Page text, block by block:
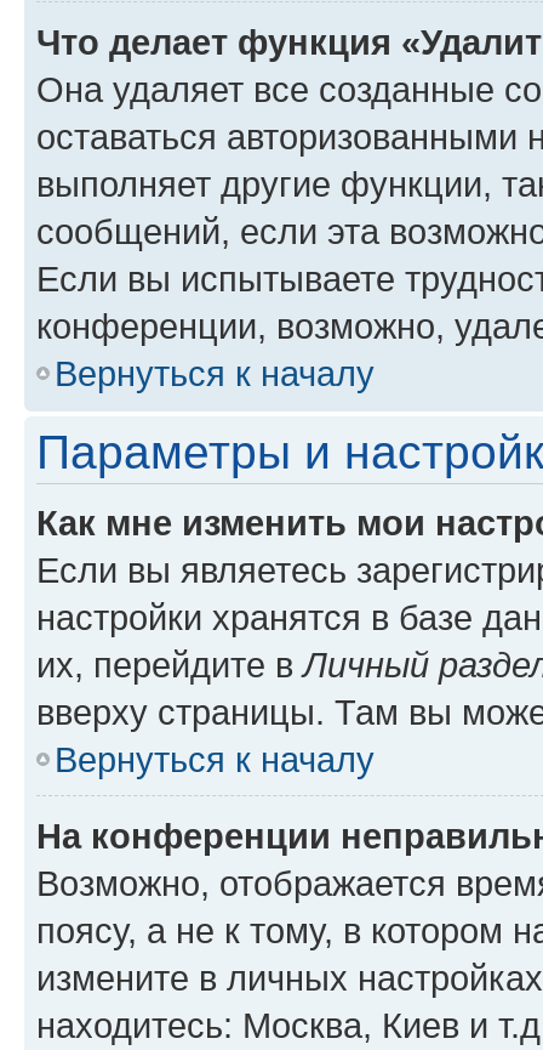
Что делает функция
Она удаляет все созданные
оставаться авторизованными
выполняет другие функции,
сообщений, если эта
Если вы испытываете
конференции, возможно,
Вернуться к началу
Параметры и
Как мне изменить мои
Если вы являетесь
настройки хранятся в базе
их, перейдите вЛичный
вверху страницы. Там вы
Вернуться к началу
На конференции
Возможно, отображается
поясу, а не к тому, в котором
измените в личных
находитесь: Москва, Киев и